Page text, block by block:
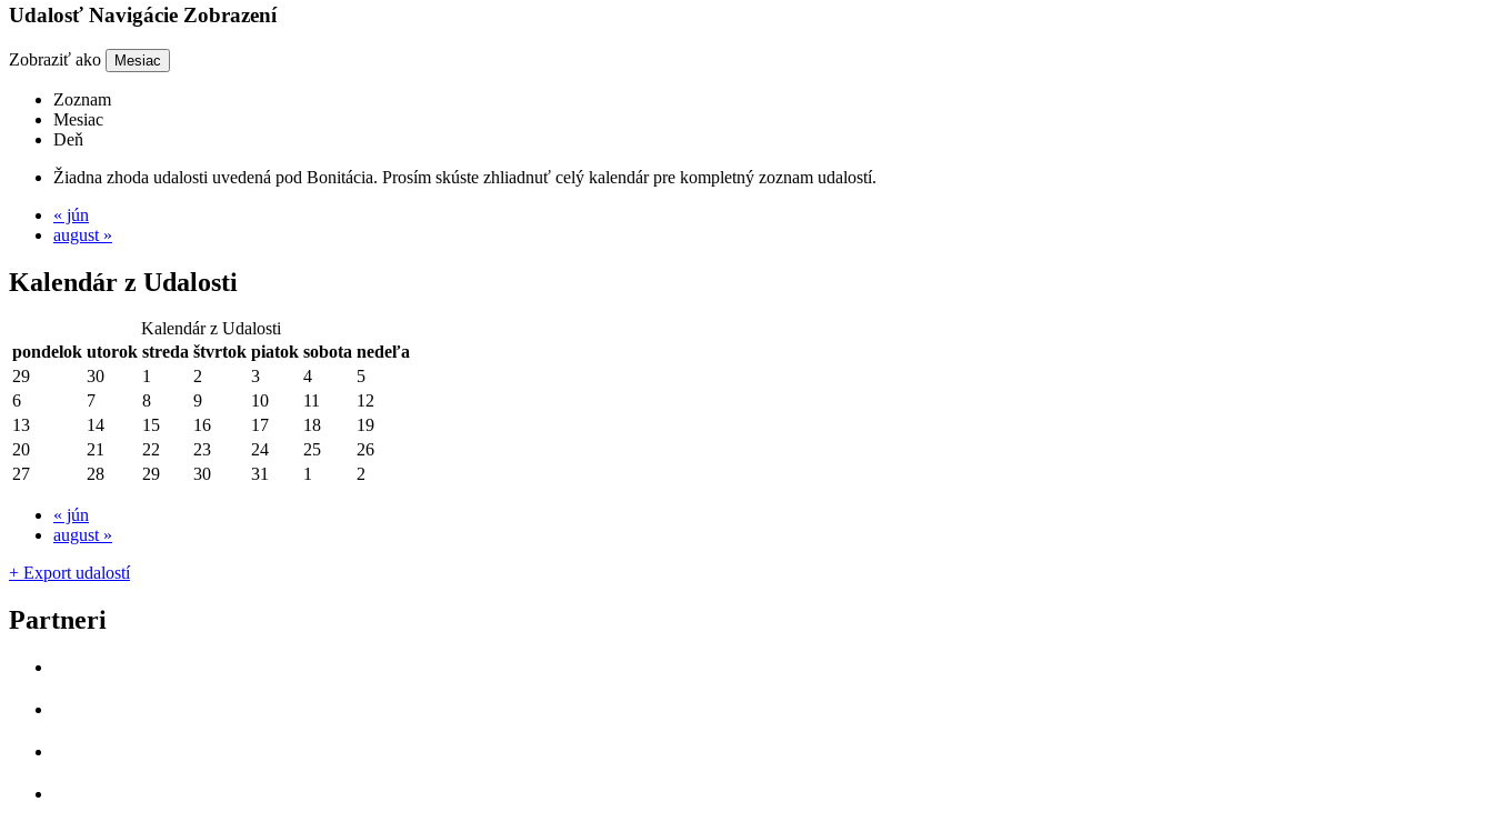
Udalosť Navigácie Zobrazení
Zobraziť ako Mesiac
Zoznam
Mesiac
Deň
Žiadna zhoda udalosti uvedená pod Bonitácia. Prosím skúste zhliadnuť celý kalendár pre kompletný zoznam udalostí.
« jún
august »
Kalendár z Udalosti
Kalendár z Udalosti
pondelok utorok streda štvrtok piatok sobota nedeľa
29
30 1 2 3 4
5
6
7 8 9 10 11
12
13
14 15 16 17 18
19
20
21 22 23 24 25
26
27
28 29 30 31 1 2
« jún
august »
+ Export udalostí
Partneri